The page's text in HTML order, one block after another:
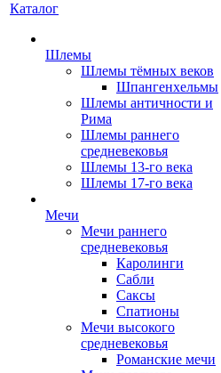
Каталог
Шлемы
Шлемы тёмных веков
Шпангенхельмы
Шлемы античности и
Рима
Шлемы раннего
средневековья
Шлемы 13-го века
Шлемы 17-го века
Мечи
Мечи раннего
средневековья
Каролинги
Сабли
Саксы
Спатионы
Мечи высокого
средневековья
Романские мечи